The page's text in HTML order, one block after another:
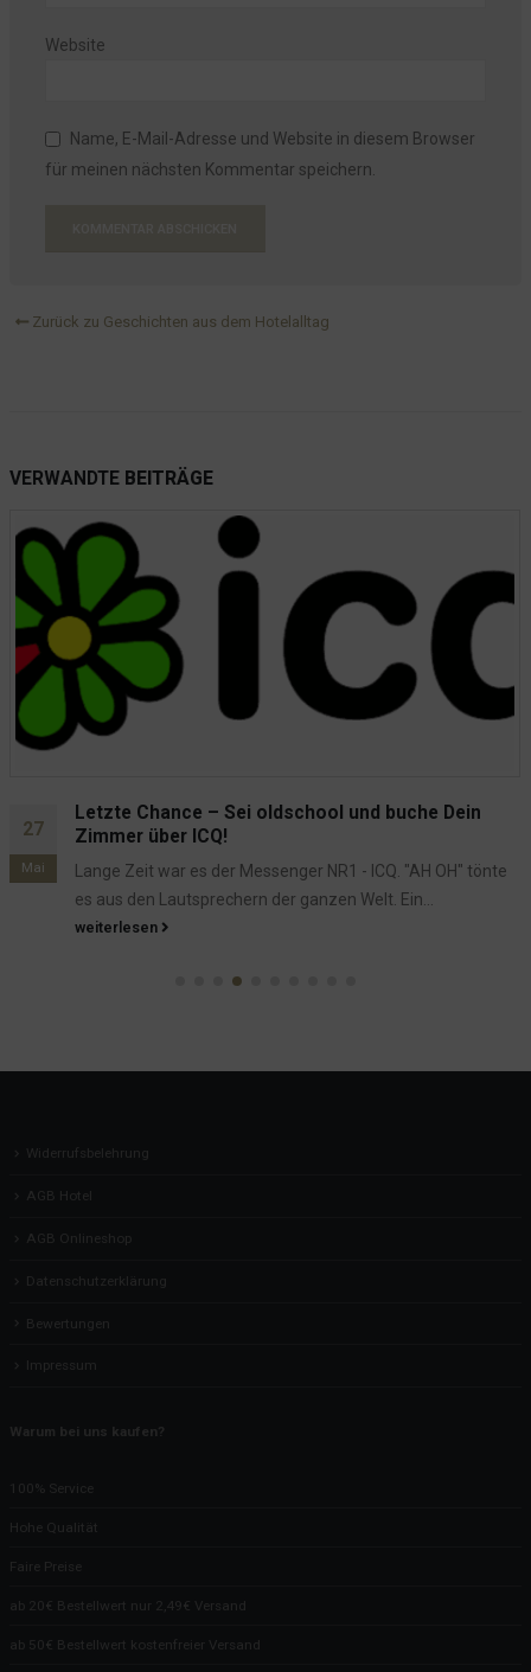
Website
Name, E-Mail-Adresse und Website in diesem Browser
für meinen nächsten Kommentar speichern.
Zurück zu Geschichten aus dem Hotelalltag
VERWANDTE BEITRÄGE
10
Okt.
Das gekippte Fenster
Gestern hatten wir eine Abordnung einer Firma aus China
zu Gast. Gut gesättigt kamen sie nach dem Besuch der
Hansens...
weiterlesen
Widerrufsbelehrung
AGB Hotel
AGB Onlineshop
Datenschutzerklärung
Bewertungen
Impressum
Warum bei uns kaufen?
100% Service
Hohe Qualität
Faire Preise
ab 20€ Bestellwert nur 2,49€ Versand
ab 50€ Bestellwert kostenfreier Versand